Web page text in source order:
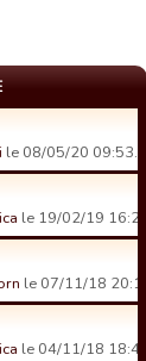
le 08/05/20 09:53.
le 19/02/19 16:23.
le 07/11/18 20:18.
le 04/11/18 18:43.